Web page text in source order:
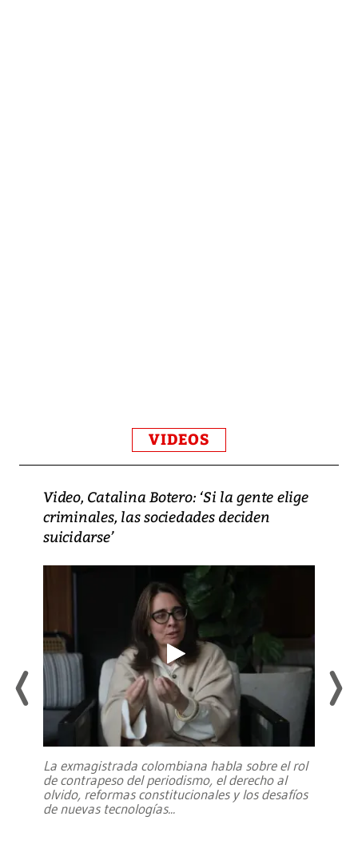
VIDEOS
Video, Catalina Botero: ‘Si la gente elige
criminales, las sociedades deciden
suicidarse’
La exmagistrada colombiana habla sobre el rol
de contrapeso del periodismo, el derecho al
olvido, reformas constitucionales y los desafíos
de nuevas tecnologías...